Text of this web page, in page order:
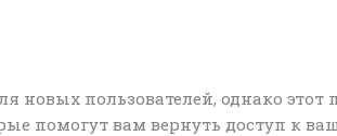
новых пользователей, однако этот
помогут вам вернуть доступ к